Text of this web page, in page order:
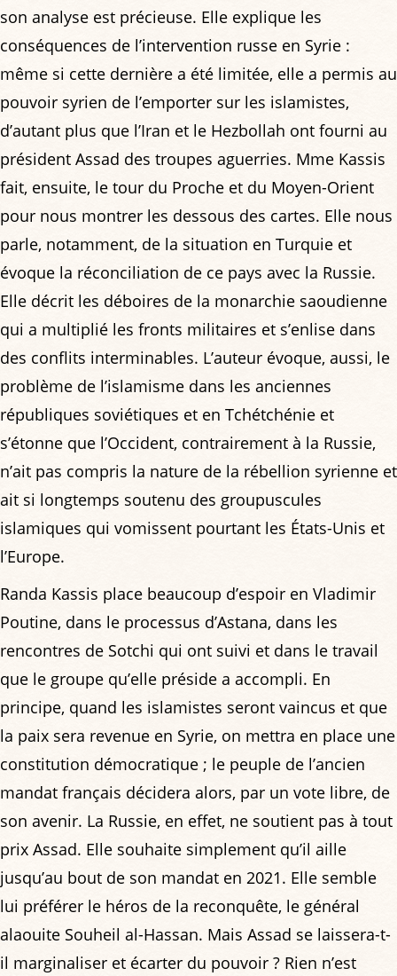
son analyse est précieuse. Elle explique les
conséquences de l’intervention russe en Syrie :
même si cette dernière a été limitée, elle a permis au
pouvoir syrien de l’emporter sur les islamistes,
d’autant plus que l’Iran et le Hezbollah ont fourni au
président Assad des troupes aguerries. Mme Kassis
fait, ensuite, le tour du Proche et du Moyen-Orient
pour nous montrer les dessous des cartes. Elle nous
parle, notamment, de la situation en Turquie et
évoque la réconciliation de ce pays avec la Russie.
Elle décrit les déboires de la monarchie saoudienne
qui a multiplié les fronts militaires et s’enlise dans
des conflits interminables. L’auteur évoque, aussi, le
problème de l’islamisme dans les anciennes
républiques soviétiques et en Tchétchénie et
s’étonne que l’Occident, contrairement à la Russie,
n’ait pas compris la nature de la rébellion syrienne et
ait si longtemps soutenu des groupuscules
islamiques qui vomissent pourtant les États-Unis et
l’Europe.
Randa Kassis place beaucoup d’espoir en Vladimir
Poutine, dans le processus d’Astana, dans les
rencontres de Sotchi qui ont suivi et dans le travail
que le groupe qu’elle préside a accompli. En
principe, quand les islamistes seront vaincus et que
la paix sera revenue en Syrie, on mettra en place une
constitution démocratique ; le peuple de l’ancien
mandat français décidera alors, par un vote libre, de
son avenir. La Russie, en effet, ne soutient pas à tout
prix Assad. Elle souhaite simplement qu’il aille
jusqu’au bout de son mandat en 2021. Elle semble
lui préférer le héros de la reconquête, le général
alaouite Souheil al-Hassan. Mais Assad se laissera-t-
il marginaliser et écarter du pouvoir ? Rien n’est